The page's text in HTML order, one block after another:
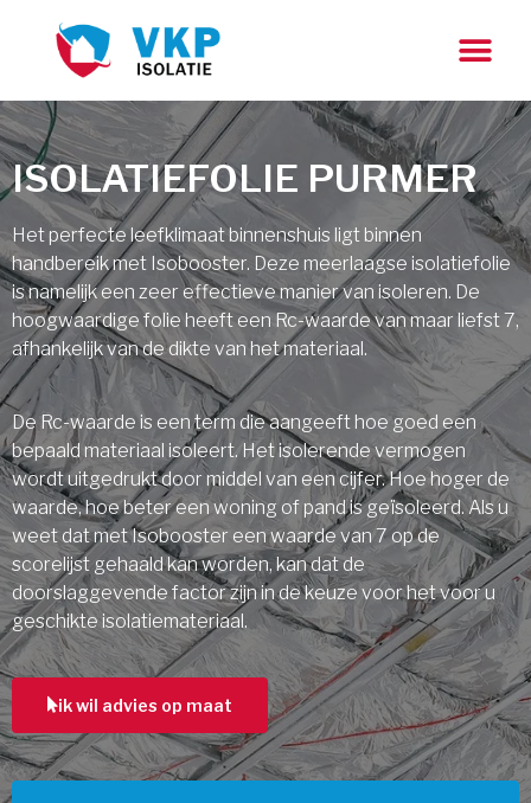
ISOLATIEFOLIE PURMER
Het perfecte leefklimaat binnenshuis ligt binnen
handbereik met Isobooster. Deze meerlaagse isolatiefolie
is namelijk een zeer effectieve manier van isoleren. De
hoogwaardige folie heeft een Rc-waarde van maar liefst 7,
afhankelijk van de dikte van het materiaal.
De Rc-waarde is een term die aangeeft hoe goed een
bepaald materiaal isoleert. Het isolerende vermogen
wordt uitgedrukt door middel van een cijfer. Hoe hoger de
waarde, hoe beter een woning of pand is geïsoleerd. Als u
weet dat met Isobooster een waarde van 7 op de
scorelijst gehaald kan worden, kan dat de
doorslaggevende factor zijn in de keuze voor het voor u
geschikte isolatiemateriaal.
ik wil advies op maat